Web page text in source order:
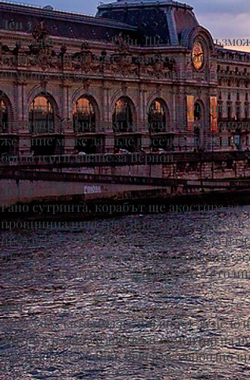
Ден 5
Свободно време в Руан. Ще имате
видите една от най-старите
отмерва часовете. Под часовниковата
Интересна за любители на късната
свързвана с мрачния период на чумната
типичните френски кафенета,
желание може да бъде посетен
борда и отплаване за Вернон.
Ден 6
Рано сутринта, корабът ще акостира
провинциалния град Живерни, където
през 1926 г. Ще имате възможност да
откъдето Моне е черпил вдъхновение
корабът ще отплава за френската
Ден 7
След закуската има възможност за
автобус и екскурзоводски коментар на
френската столица. Вечерта, свободно